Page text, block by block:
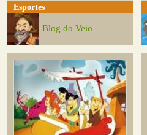
Esportes
Blog do Veio